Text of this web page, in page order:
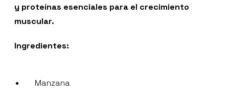
y proteínas esenciales para el crecimiento
muscular.
Ingredientes:
Manzana